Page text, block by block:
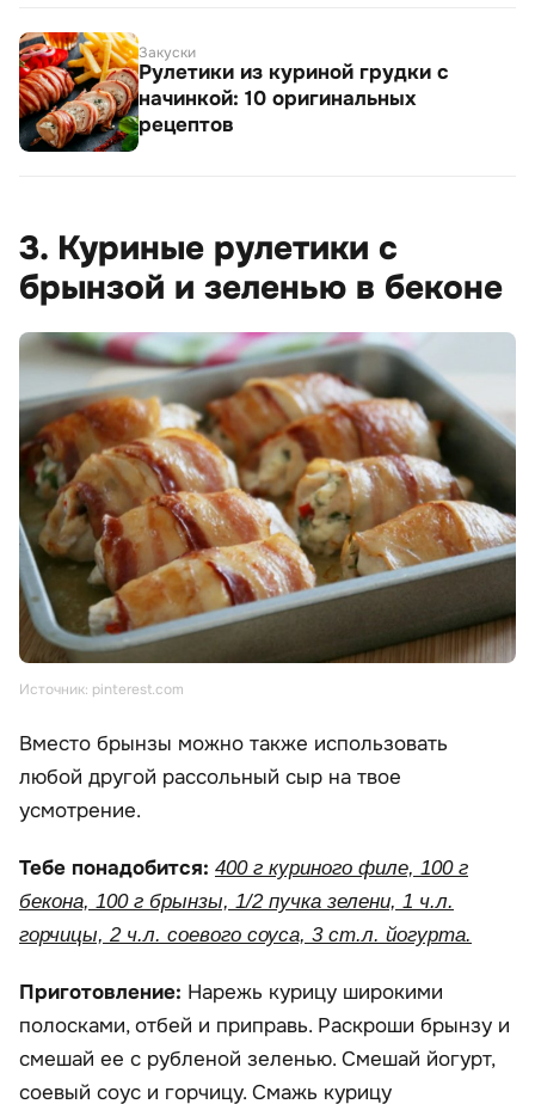
Закуски
Рулетики из куриной грудки с
начинкой: 10 оригинальных
рецептов
3. Куриные рулетики с
брынзой и зеленью в беконе
Источник: pinterest.com
Вместо брынзы можно также использовать
любой другой рассольный сыр на твое
усмотрение.
Тебе понадобится: 400 г куриного филе, 100 г
бекона, 100 г брынзы, 1/2 пучка зелени, 1 ч.л.
горчицы, 2 ч.л. соевого соуса, 3 ст.л. йогурта.
Приготовление: Нарежь курицу широкими
полосками, отбей и приправь. Раскроши брынзу и
смешай ее с рубленой зеленью. Смешай йогурт,
соевый соус и горчицу. Смажь курицу